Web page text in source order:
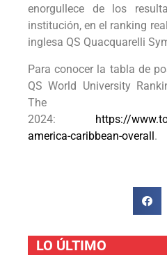
enorgullece de los
institución, en el ranking
inglesa QS Quacquarelli
Para conocer la tabla de
QS World University
The
2024: https://
america-caribbean-overall.
LO ÚLTIMO